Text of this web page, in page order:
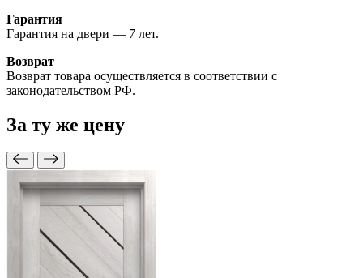
Гарантия
Гарантия на двери — 7 лет.
Возврат
Возврат товара осуществляется в соответствии с
законодательством РФ.
За ту же цену